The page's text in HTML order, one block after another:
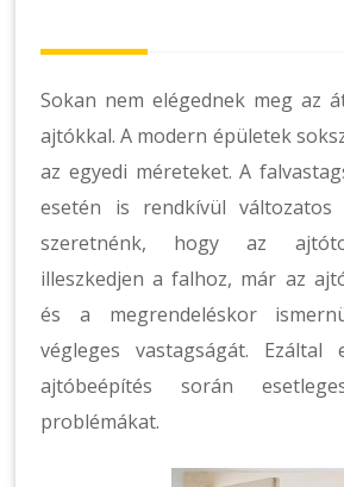
Sokan nem elégednek meg az
ajtókkal. A modern épületek
az egyedi méreteket. A
esetén is rendkívül
szeretnénk, hogy az
illeszkedjen a falhoz, már az
és a megrendeléskor
végleges vastagságát. Ezáltal
ajtóbeépítés során
problémákat.